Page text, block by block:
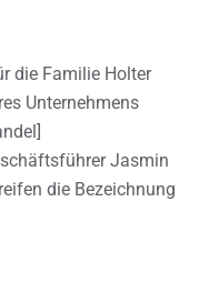
die Familie Holter
Unternehmens
Jasmin
die Bezeichnung